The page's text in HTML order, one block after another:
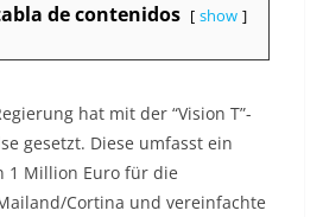
de contenidos show
hat mit der “Vision T”-
gesetzt. Diese umfasst ein
1 Million Euro für die
Cortina und vereinfachte